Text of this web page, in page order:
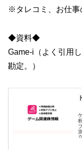
※タレコミ、お仕事
◆資料◆
Game-i（よく引用
勘定。）